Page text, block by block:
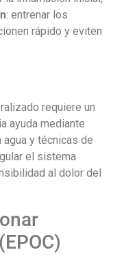
: entrenar los
rápido y eviten
requiere un
ayuda mediante
y técnicas de
el sistema
al dolor del